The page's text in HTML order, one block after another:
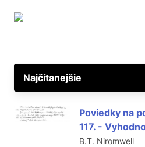
Najčítanejšie
Poviedky na
117. -
B.T. Niromwell